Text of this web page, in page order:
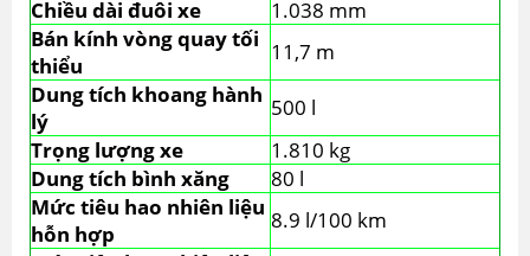
Chiều dài đuôi xe
1.038 mm
Bán kính vòng quay tối
thiểu
11,7 m
Dung tích khoang hành
lý
500 l
Trọng lượng xe
1.810 kg
Dung tích bình xăng
80 l
Mức tiêu hao nhiên liệu
hỗn hợp
8.9 l/100 km